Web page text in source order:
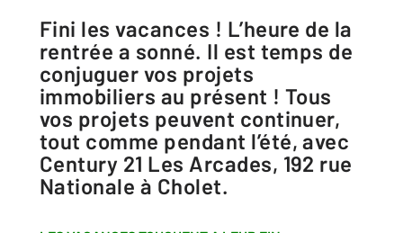
Fini les vacances ! L’heure de la
rentrée a sonné. Il est temps de
conjuguer vos projets
immobiliers au présent ! Tous
vos projets peuvent continuer,
tout comme pendant l’été, avec
Century 21 Les Arcades, 192 rue
Nationale à Cholet.